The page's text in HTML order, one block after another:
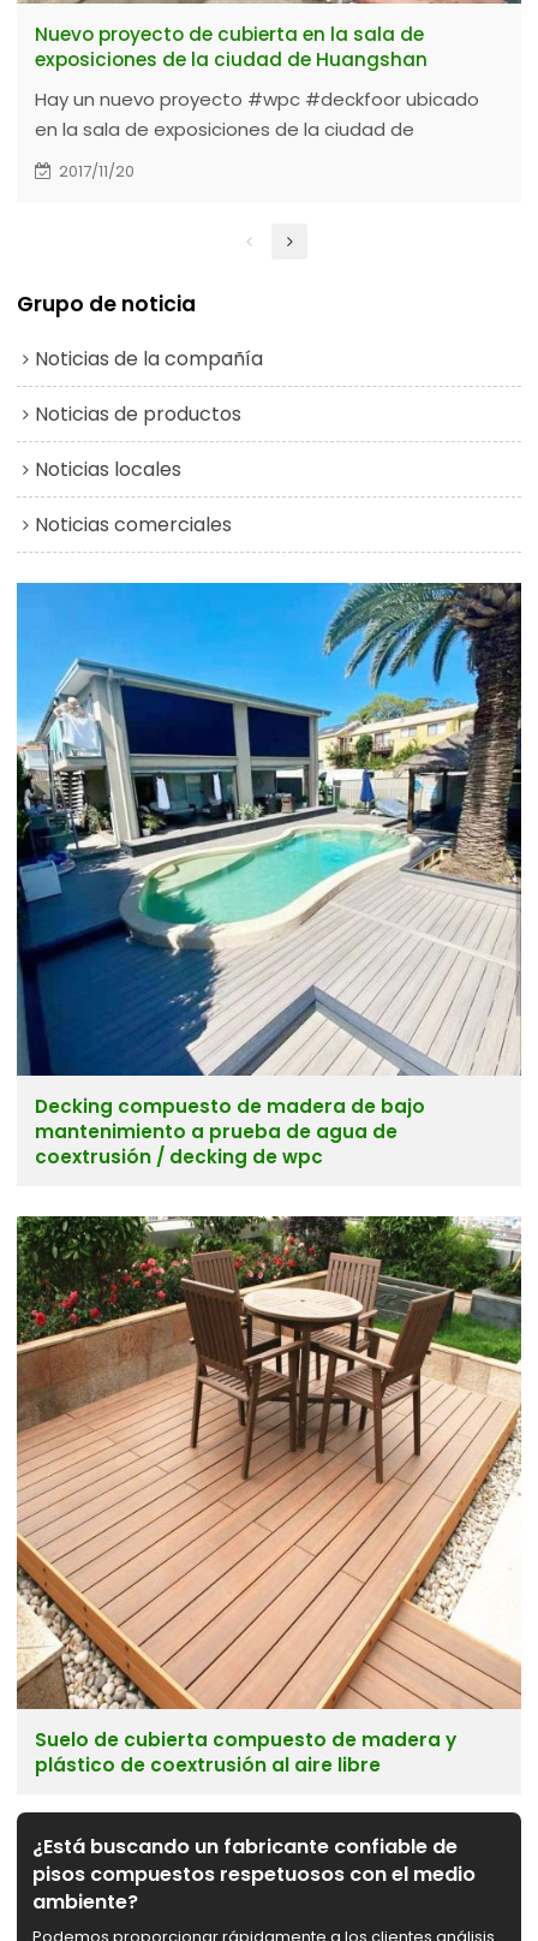
Nuevo proyecto de cubierta en la sala de
exposiciones de la ciudad de Huangshan
Hay un nuevo proyecto #wpc #deckfoor ubicado
en la sala de exposiciones de la ciudad de
Huangshan. Se utilizó la plataforma hueca de
2017/11/20
Grupo de noticia
Noticias de la compañía
Noticias de productos
Noticias locales
Noticias comerciales
Decking compuesto de madera de bajo
mantenimiento a prueba de agua de
coextrusión / decking de wpc
Suelo de cubierta compuesto de madera y
plástico de coextrusión al aire libre
¿Está buscando un fabricante confiable de
pisos compuestos respetuosos con el medio
ambiente?